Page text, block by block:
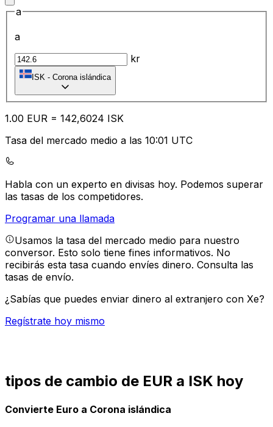
a
a
kr
ISK - Corona islándica
1.00 EUR = 142,6024 ISK
Tasa del mercado medio a las 10:01 UTC
Habla con un experto en divisas hoy. Podemos superar
las tasas de los competidores.
Programar una llamada
Usamos la tasa del mercado medio para nuestro
conversor. Esto solo tiene fines informativos. No
recibirás esta tasa cuando envíes dinero. Consulta las
tasas de envío.
¿Sabías que puedes enviar dinero al extranjero con Xe?
Regístrate hoy mismo
tipos de cambio de EUR a ISK hoy
Convierte Euro a Corona islándica